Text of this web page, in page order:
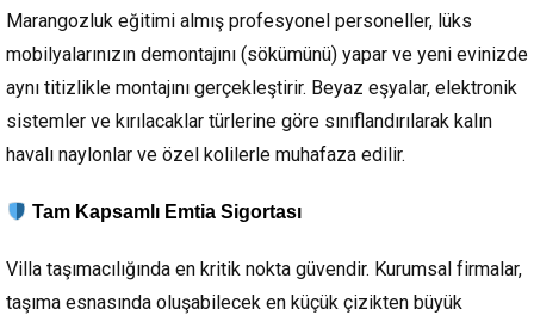
Marangozluk eğitimi almış profesyonel personeller, lüks
mobilyalarınızın demontajını (sökümünü) yapar ve yeni evinizde
aynı titizlikle montajını gerçekleştirir. Beyaz eşyalar, elektronik
sistemler ve kırılacaklar türlerine göre sınıflandırılarak kalın
havalı naylonlar ve özel kolilerle muhafaza edilir.
Tam Kapsamlı Emtia Sigortası
Villa taşımacılığında en kritik nokta güvendir. Kurumsal firmalar,
taşıma esnasında oluşabilecek en küçük çizikten büyük